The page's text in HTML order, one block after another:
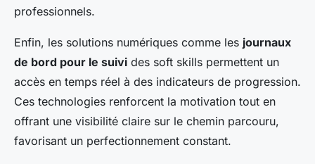
professionnels.
Enfin, les solutions numériques comme les journaux
de bord pour le suivi des soft skills permettent un
accès en temps réel à des indicateurs de progression.
Ces technologies renforcent la motivation tout en
offrant une visibilité claire sur le chemin parcouru,
favorisant un perfectionnement constant.